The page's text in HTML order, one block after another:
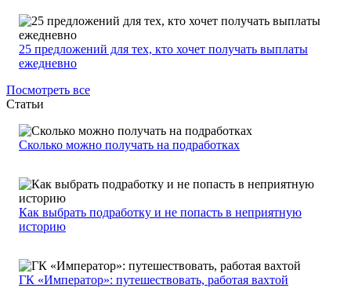
25 предложений для тех, кто хочет получать выплаты
ежедневно
Посмотреть все
Статьи
Сколько можно получать на подработках
Как выбрать подработку и не попасть в неприятную
историю
ГК «Император»: путешествовать, работая вахтой